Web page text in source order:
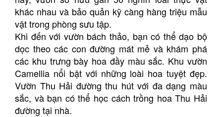
khác nhau và bảo quản kỹ càng hàng triệu mẫu
vật trong phòng sưu tập.
Khi đến với vườn bách thảo, bạn có thể dạo bộ
dọc theo các con đường mát mẻ và khám phá
các khu trưng bày hoa đầy màu sắc. Khu vườn
Camellia nổi bật với những loài hoa tuyệt đẹp.
Vườn Thu Hải đường thu hút với đa dạng màu
sắc, và bạn có thể học cách trồng hoa Thu Hải
đường tại nhà.